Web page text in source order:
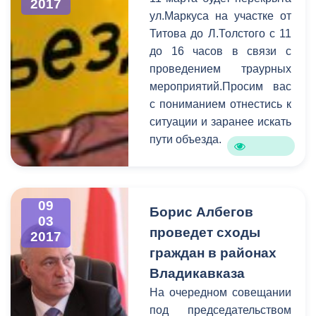
которыми пришли
горожане, к разговору
были приглашены
руководители структурных
подразделений АМС.
Самыми актуальными в
ходе приема стали
коммунальные и
жилищные проблемы,
начинающих
предпринимателей, а
также благоустройство
2017
ул.Маркуса на участке от
Титова до Л.Толстого с 11
до 16 часов в связи с
проведением траурных
мероприятий.Просим вас
с пониманием отнестись к
ситуации и заранее искать
пути объезда.
09
03
2017
Борис Албегов
проведет сходы
граждан в районах
Владикавказа
На очередном совещании
под председательством